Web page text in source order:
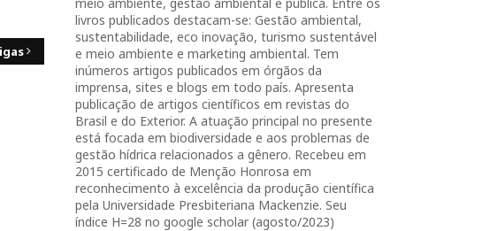
livros publicados destacam-se: Gestão ambiental,
sustentabilidade, eco inovação, turismo sustentável
e meio ambiente e marketing ambiental. Tem
inúmeros artigos publicados em órgãos da
imprensa, sites e blogs em todo país. Apresenta
publicação de artigos científicos em revistas do
Brasil e do Exterior. A atuação principal no presente
está focada em biodiversidade e aos problemas de
gestão hídrica relacionados a gênero. Recebeu em
2015 certificado de Menção Honrosa em
reconhecimento à excelência da produção científica
pela Universidade Presbiteriana Mackenzie. Seu
índice H=28 no google scholar (agosto/2023)